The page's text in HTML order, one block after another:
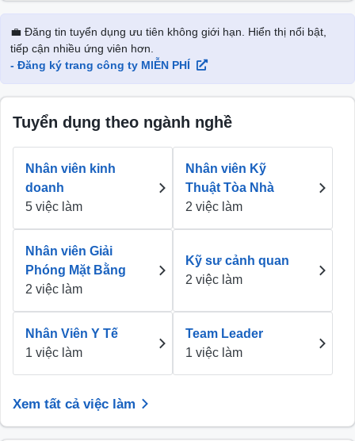
💼 Đăng tin tuyển dụng ưu tiên không giới hạn. Hiển thị nổi bật,
tiếp cận nhiều ứng viên hơn.
- Đăng ký trang công ty MIỄN PHÍ
Tuyển dụng theo ngành nghề
Nhân viên kinh
doanh
5 việc làm
Nhân viên Kỹ
Thuật Tòa Nhà
2 việc làm
Nhân viên Giải
Phóng Mặt Bằng
2 việc làm
Kỹ sư cảnh quan
2 việc làm
Nhân Viên Y Tế
1 việc làm
Team Leader
1 việc làm
Xem tất cả việc làm